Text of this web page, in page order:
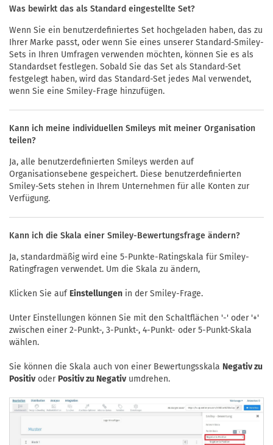
Was bewirkt das als Standard eingestellte Set?
Wenn Sie ein benutzerdefiniertes Set hochgeladen haben, das zu
Ihrer Marke passt, oder wenn Sie eines unserer Standard-Smiley-
Sets in Ihren Umfragen verwenden möchten, können Sie es als
Standardset festlegen. Sobald Sie das Set als Standard-Set
festgelegt haben, wird das Standard-Set jedes Mal verwendet,
wenn Sie eine Smiley-Frage hinzufügen.
Kann ich meine individuellen Smileys mit meiner Organisation
teilen?
Ja, alle benutzerdefinierten Smileys werden auf
Organisationsebene gespeichert. Diese benutzerdefinierten
Smiley-Sets stehen in Ihrem Unternehmen für alle Konten zur
Verfügung.
Kann ich die Skala einer Smiley-Bewertungsfrage ändern?
Ja, standardmäßig wird eine 5-Punkte-Ratingskala für Smiley-
Ratingfragen verwendet. Um die Skala zu ändern,
Klicken Sie auf Einstellungen in der Smiley-Frage.
Unter Einstellungen können Sie mit den Schaltflächen '-' oder '+'
zwischen einer 2-Punkt-, 3-Punkt-, 4-Punkt- oder 5-Punkt-Skala
wählen.
Sie können die Skala auch von einer Bewertungsskala Negativ zu
Positiv oder Positiv zu Negativ umdrehen.